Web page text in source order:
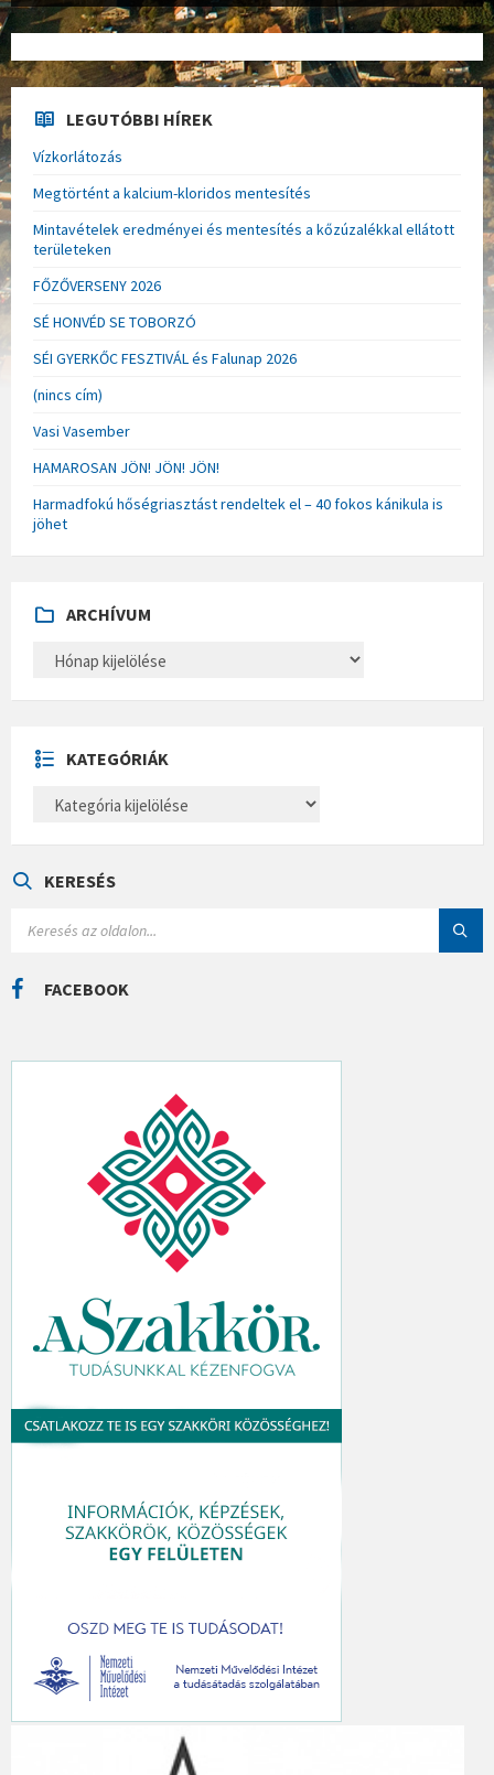
LEGUTÓBBI HÍREK
Vízkorlátozás
Megtörtént a kalcium-kloridos mentesítés
Mintavételek eredményei és mentesítés a kőzúzalékkal ellátott
területeken
FŐZŐVERSENY 2026
SÉ HONVÉD SE TOBORZÓ
SÉI GYERKŐC FESZTIVÁL és Falunap 2026
(nincs cím)
Vasi Vasember
HAMAROSAN JÖN! JÖN! JÖN!
Harmadfokú hőségriasztást rendeltek el – 40 fokos kánikula is
jöhet
ARCHÍVUM
H
U
M
KATEGÓRIÁK
E
Á
KERESÉS
C
H
FACEBOOK